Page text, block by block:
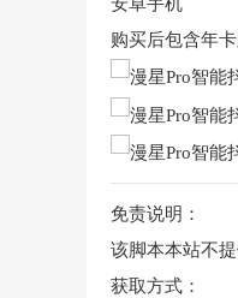
购买后包含年
免责说明：
该脚本本站不
获取方式：